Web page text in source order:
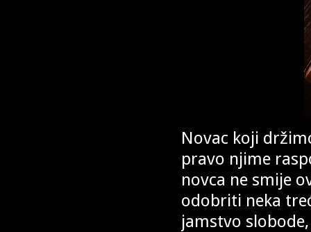
Novac koji
pravo njime
novca ne smije
odobriti neka
jamstvo